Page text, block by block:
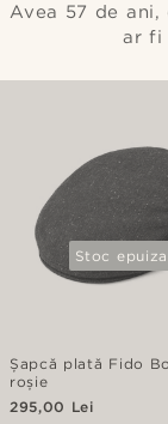
Avea 57 de
ar fi
Stoc
Șapcă plată Fido
roșie
295,00 Lei